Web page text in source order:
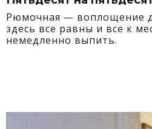
Рюмочная — воплощение
здесь все равны и все к
немедленно выпить.